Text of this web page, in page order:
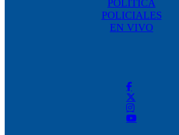
POLÍTICA
POLICIALES
EN VIVO